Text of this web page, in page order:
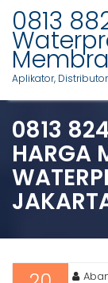
Skip
content
0813
Aplikator,
0813
HARGA